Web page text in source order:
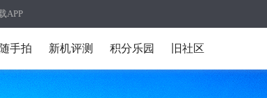
APP
随手拍 新机评测 积分乐园 旧社区